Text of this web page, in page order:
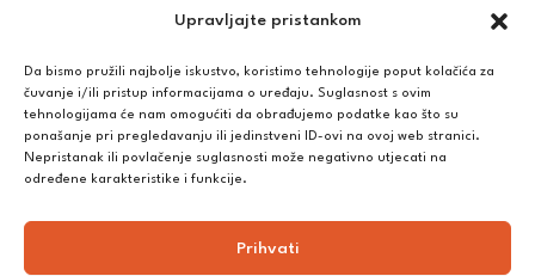
Upravljajte pristankom
Da bismo pružili najbolje iskustvo, koristimo tehnologije poput kolačića za
čuvanje i/ili pristup informacijama o uređaju. Suglasnost s ovim
tehnologijama će nam omogućiti da obrađujemo podatke kao što su
ponašanje pri pregledavanju ili jedinstveni ID-ovi na ovoj web stranici.
Nepristanak ili povlačenje suglasnosti može negativno utjecati na
određene karakteristike i funkcije.
Prihvati
– iznad potrošenih 55 eura dostava je
Plaćanje:
Bankovna transakcija, plaćanje prilikom preuzimanja, CorvusPay